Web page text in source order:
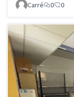
Carré
0 0